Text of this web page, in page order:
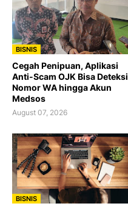
BISNIS
Cegah Penipuan, Aplikasi
Anti-Scam OJK Bisa Deteksi
Nomor WA hingga Akun
Medsos
August 07, 2026
BISNIS